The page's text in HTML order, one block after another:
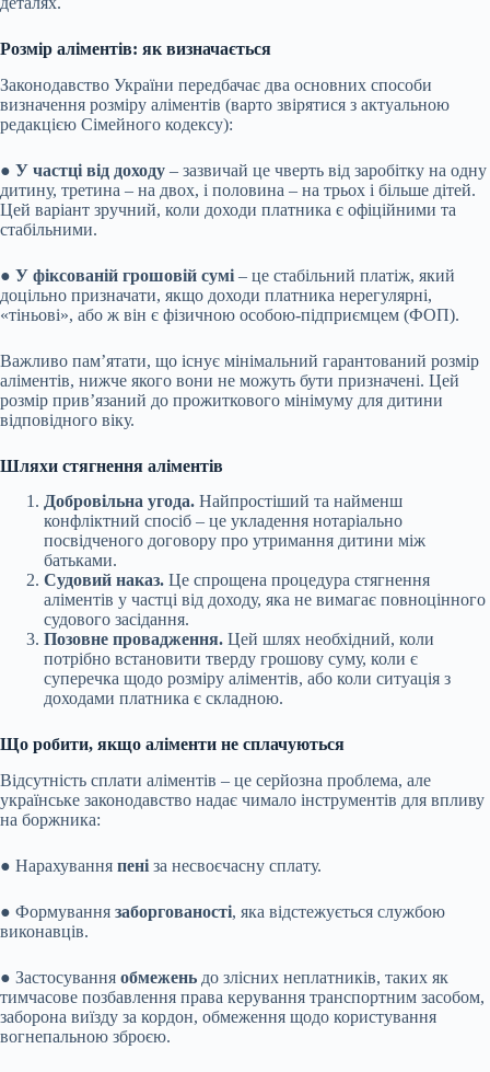
Розмір аліментів: як визначається
Законодавство України передбачає два основних способи
визначення розміру аліментів (варто звірятися з актуальною
редакцією Сімейного кодексу):
● У частці від доходу – зазвичай це чверть від заробітку на одну
дитину, третина – на двох, і половина – на трьох і більше дітей.
Цей варіант зручний, коли доходи платника є офіційними та
стабільними.
● У фіксованій грошовій сумі – це стабільний платіж, який
доцільно призначати, якщо доходи платника нерегулярні,
«тіньові», або ж він є фізичною особою-підприємцем (ФОП).
Важливо пам’ятати, що існує мінімальний гарантований розмір
аліментів, нижче якого вони не можуть бути призначені. Цей
розмір прив’язаний до прожиткового мінімуму для дитини
відповідного віку.
Шляхи стягнення аліментів
Добровільна угода. Найпростіший та найменш
конфліктний спосіб – це укладення нотаріально
посвідченого договору про утримання дитини між
батьками.
Судовий наказ. Це спрощена процедура стягнення
аліментів у частці від доходу, яка не вимагає повноцінного
судового засідання.
Позовне провадження. Цей шлях необхідний, коли
потрібно встановити тверду грошову суму, коли є
суперечка щодо розміру аліментів, або коли ситуація з
доходами платника є складною.
Що робити, якщо аліменти не сплачуються
Відсутність сплати аліментів – це серйозна проблема, але
українське законодавство надає чимало інструментів для впливу
на боржника:
● Нарахування пені за несвоєчасну сплату.
● Формування заборгованості, яка відстежується службою
виконавців.
● Застосування обмежень до злісних неплатників, таких як
тимчасове позбавлення права керування транспортним засобом,
заборона виїзду за кордон, обмеження щодо користування
вогнепальною зброєю.